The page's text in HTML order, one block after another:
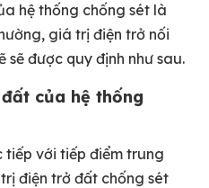
hệ thống chống sét là
giá trị điện trở nối
sẽ được quy định như sau.
của hệ thống
tiếp với tiếp điểm trung
điện trở đất chống sét